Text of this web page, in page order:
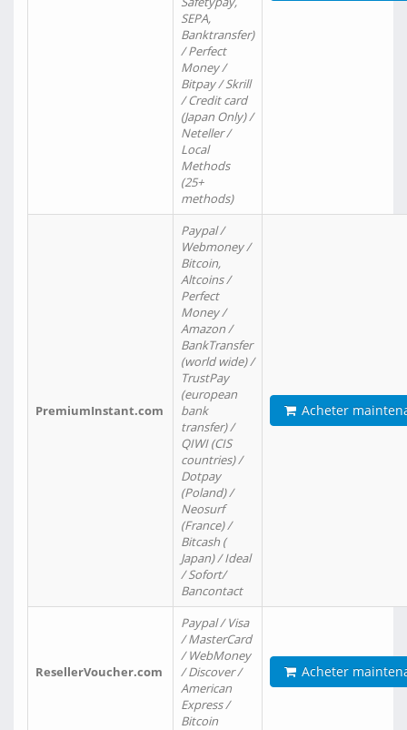
SEPA,
Banktransfer)
/ Perfect
Money /
Bitpay / Skrill
/ Credit card
(Japan Only) /
Neteller /
Local
Methods
(25+
methods)
PremiumInstant.com
Paypal /
Webmoney /
Bitcoin,
Altcoins /
Perfect
Money /
Amazon /
BankTransfer
(world wide) /
TrustPay
(european
bank
transfer) /
QIWI (CIS
countries) /
Dotpay
(Poland) /
Neosurf
(France) /
Bitcash (
Japan) / Ideal
/ Sofort/
Bancontact
Acheter
ResellerVoucher.com
Paypal / Visa
/ MasterCard
/ WebMoney
/ Discover /
American
Express /
Bitcoin
Acheter